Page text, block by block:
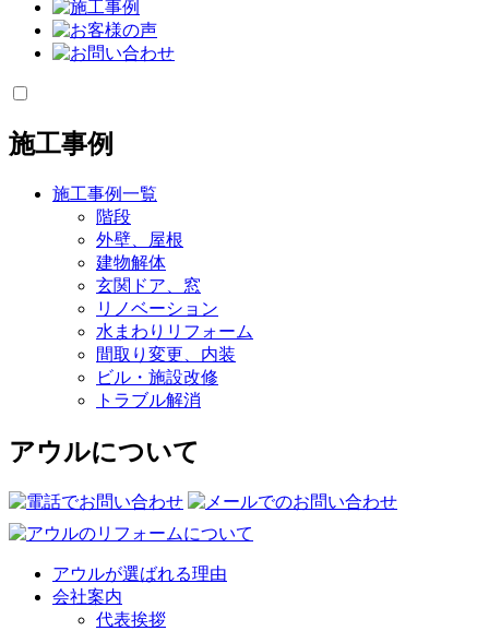
施工事例
施工事例一覧
階段
外壁、屋根
建物解体
玄関ドア、窓
リノベーション
水まわりリフォーム
間取り変更、内装
ビル・施設改修
トラブル解消
アウルについて
アウルが選ばれる理由
会社案内
代表挨拶